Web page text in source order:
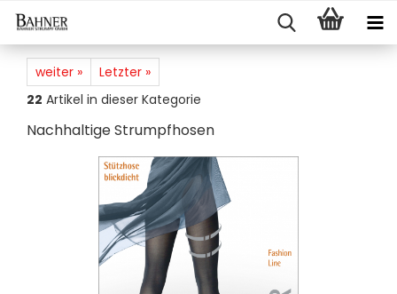
weiter »
Letzter »
22 Artikel in dieser Kategorie
Nach­hal­ti­ge Strumpf­ho­sen